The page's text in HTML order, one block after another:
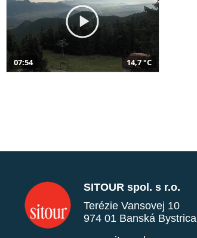
07:54 14,7 °C
SITOUR spol. s r.o.
Terézie Vansovej 10
974 01 Banská Bystrica